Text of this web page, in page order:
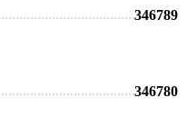
346789
346780